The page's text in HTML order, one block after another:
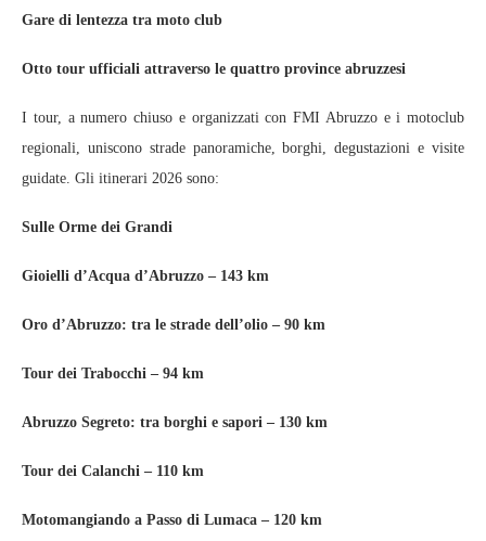
Gare di lentezza tra moto club
Otto tour ufficiali attraverso le quattro province abruzzesi
I tour, a numero chiuso e organizzati con FMI Abruzzo e i motoclub
regionali, uniscono strade panoramiche, borghi, degustazioni e visite
guidate. Gli itinerari 2026 sono:
Sulle Orme dei Grandi
Gioielli d’Acqua d’Abruzzo – 143 km
Oro d’Abruzzo: tra le strade dell’olio – 90 km
Tour dei Trabocchi – 94 km
Abruzzo Segreto: tra borghi e sapori – 130 km
Tour dei Calanchi – 110 km
Motomangiando a Passo di Lumaca – 120 km